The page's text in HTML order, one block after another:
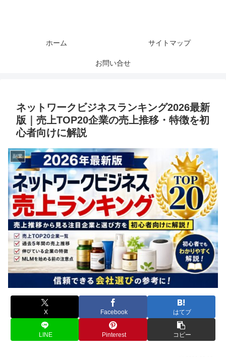
ホーム サイトマップ
お問い合せ
ネットワークビジネスランキング2026最新
版｜売上TOP20企業の売上推移・特徴を初
心者向けに解説
副業
X Facebook はてブ
LINE Pinterest コピー